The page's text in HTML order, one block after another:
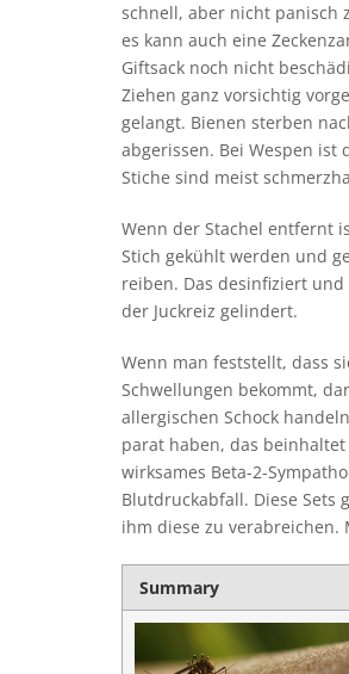
schnell, aber nicht panisch
es kann auch eine
Giftsack noch nicht
Ziehen ganz vorsichtig
gelangt. Bienen sterben
abgerissen. Bei Wespen ist
Stiche sind meist
Wenn der Stachel entfernt
Stich gekühlt werden und
reiben. Das desinfiziert
der Juckreiz gelindert.
Wenn man feststellt, dass
Schwellungen bekommt,
allergischen Schock
parat haben, das
wirksames Beta-2-
Blutdruckabfall. Diese Sets
ihm diese zu
Summary